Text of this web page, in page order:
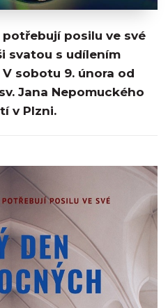
posilu ve své
svatou s udílením
sobotu 9. února od
Jana Nepomuckého
v Plzni.